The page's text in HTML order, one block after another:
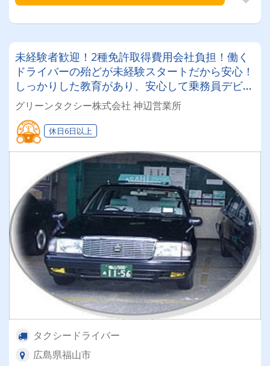
未経験者歓迎！2種免許取得費用会社負担！働く
ドライバーの殆どが未経験スタートだから安心！
しっかりした教育があり、安心して乗務員デビュ
ーできますよ！
グリーンタクシー株式会社 神辺営業所
休日6日以上
タクシードライバー
広島県福山市